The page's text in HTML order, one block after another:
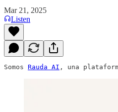
Mar 21, 2025
Listen
Somos Rauda AI , una